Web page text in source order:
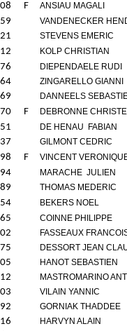
F ANSIAU MAGALI
VANDENECKER
STEVENS EMERIC
KOLP CHRISTIAN
DIEPENDAELE RUDI
ZINGARELLO GIANNI
DANNEELS
F DEBRONNE
DE HENAU FABIAN
GILMONT CEDRIC
F VINCENT
MARACHE JULIEN
THOMAS MEDERIC
BEKERS NOEL
COINNE PHILIPPE
FASSEAUX
DESSORT JEAN
HANOT SEBASTIEN
MASTROMARINO
VILAIN YANNIC
GORNIAK THADDEE
HARVYN ALAIN